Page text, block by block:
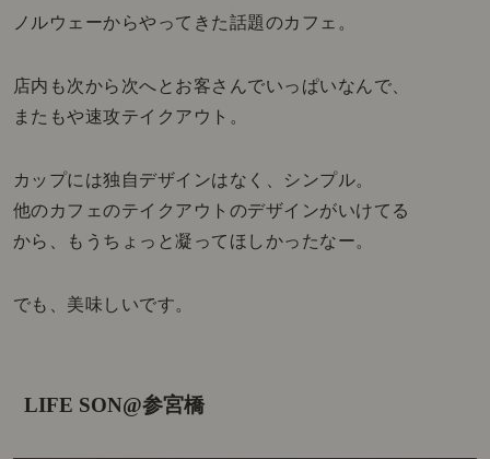
ノルウェーからやってきた話題のカフェ。
店内も次から次へとお客さんでいっぱいなんで、
またもや速攻テイクアウト。
カップには独自デザインはなく、シンプル。
他のカフェのテイクアウトのデザインがいけてる
から、もうちょっと凝ってほしかったなー。
でも、美味しいです。
LIFE SON@参宮橋